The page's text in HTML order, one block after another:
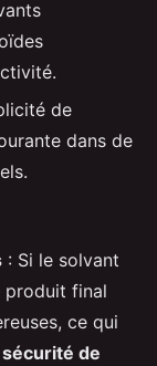
de
dans de
: Si le solvant
produit final
ce qui
sécurité de